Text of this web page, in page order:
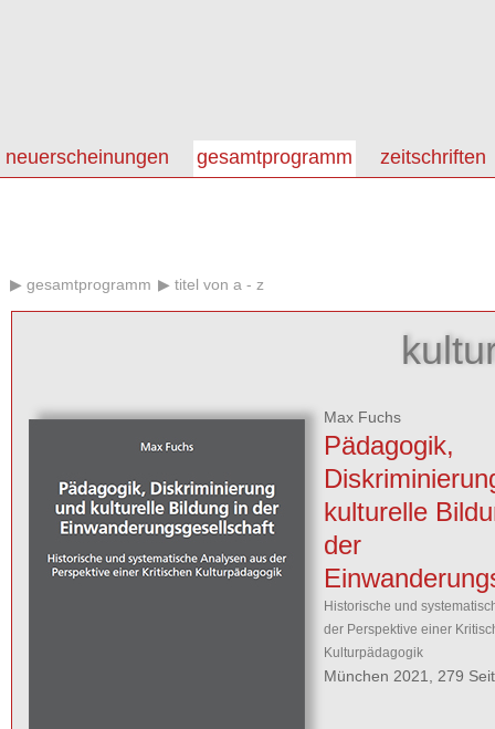
neuerscheinungen gesamtprogramm zeitschriften
gesamtprogramm titel von a - z
Max Fuchs
Pädagogik,
kulturelle
der
Historische und
der Perspektive einer
Kulturpädagogik
München 2021, 279